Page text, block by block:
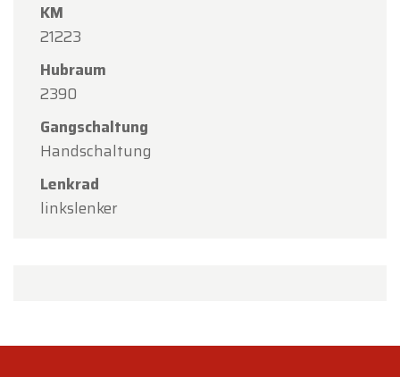
KM
21223
Hubraum
2390
Gangschaltung
Handschaltung
Lenkrad
linkslenker